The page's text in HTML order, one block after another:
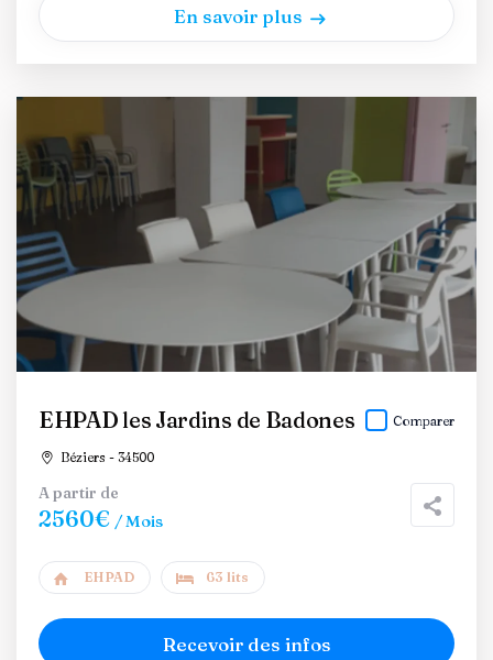
En savoir plus
EHPAD les Jardins de Badones
Béziers - 34500
Comparer
A partir de
2560€ / Mois
EHPAD 63 lits
Recevoir des infos